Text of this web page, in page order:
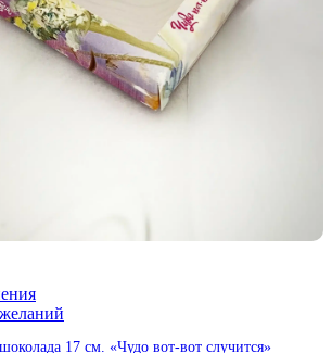
17 см. «Чудо вот-вот случится»